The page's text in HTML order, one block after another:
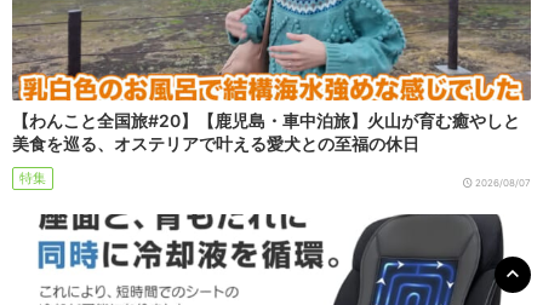
【わんこと全国旅#20】【鹿児島・車中泊旅】火山が育む癒やしと
美食を巡る、オステリアで叶える愛犬との至福の休日
特集 2026/08/07